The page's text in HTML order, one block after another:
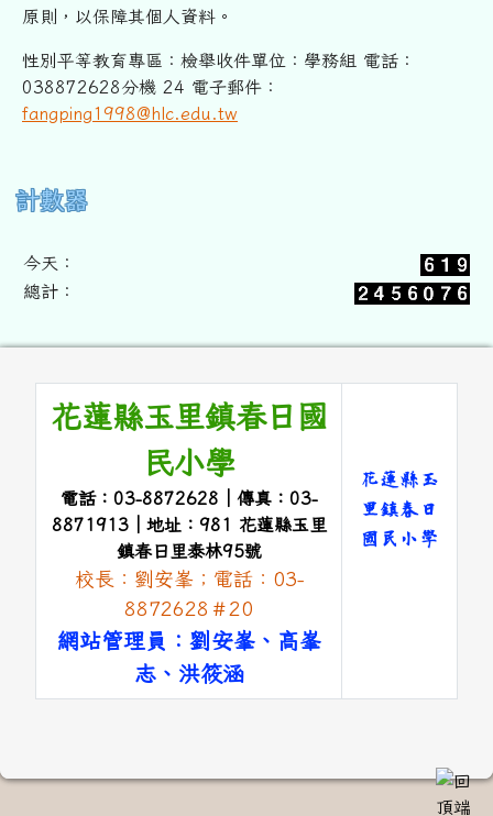
原則，以保障其個人資料。
性別平等教育專區：檢舉收件單位：學務組 電話：
038872628分機 24 電子郵件：
fangping1998@hlc.edu.tw
右邊區域內容
計數器
今天：
總計：
頁尾區域內容
花蓮縣玉里鎮春日國
民小學
電話：03-8872628｜傳真：03-
8871913｜地址：981 花蓮縣玉里
鎮春日里泰林95號
校長：劉安峯；電話：03-
8872628＃20
網站管理員：劉安峯、高峯
志、洪筱涵
花蓮縣玉
里鎮春日
國民小學